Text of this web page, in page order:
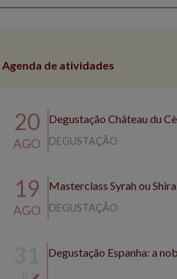
Agenda de atividades
20
AGO
Degustação Château du
DEGUSTAÇÃO
19
AGO
Masterclass Syrah ou
DEGUSTAÇÃO
Degustação Espanha: a